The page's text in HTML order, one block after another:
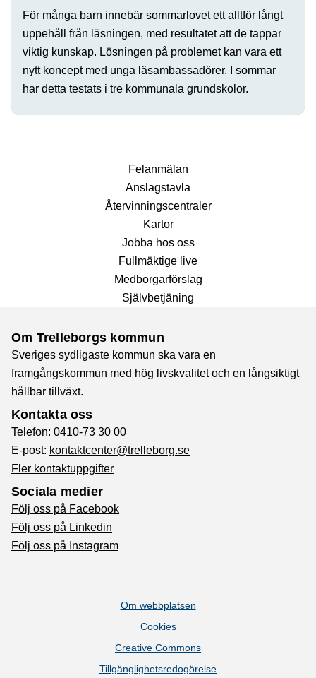
För många barn innebär sommarlovet ett alltför långt
uppehåll från läsningen, med resultatet att de tappar
viktig kunskap. Lösningen på problemet kan vara ett
nytt koncept med unga läsambassadörer. I sommar
har detta testats i tre kommunala grundskolor.
Fel­anmälan
Anslags­tavla
Återvinnings­centraler
Kartor
Jobba hos oss
Fullmäktige live
Medborgarförslag
Självbetjäning
Om Trelleborgs kommun
Sveriges sydligaste kommun ska vara en
framgångskommun med hög livskvalitet och en långsiktigt
hållbar tillväxt.
Kontakta oss
Telefon: 0410-73 30 00
E-post: kontaktcenter@trelleborg.se
Fler kontaktuppgifter
Sociala medier
Följ oss på Facebook
Följ oss på Linkedin
Följ oss på Instagram
Om webbplatsen
Cookies
Creative Commons
Tillgänglighetsredogörelse